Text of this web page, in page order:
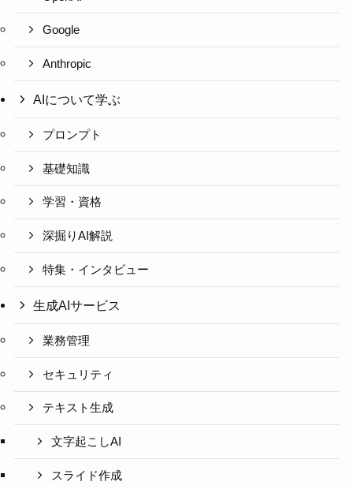
Google
Anthropic
AIについて学ぶ
プロンプト
基礎知識
学習・資格
深掘りAI解説
特集・インタビュー
生成AIサービス
業務管理
セキュリティ
テキスト生成
文字起こしAI
スライド作成